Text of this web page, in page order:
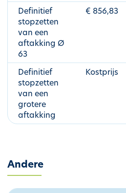
Definitief
stopzetten
van een
aftakking Ø
63
€ 856,83
Definitief
stopzetten
van een
grotere
aftakking
Kostprijs
Andere